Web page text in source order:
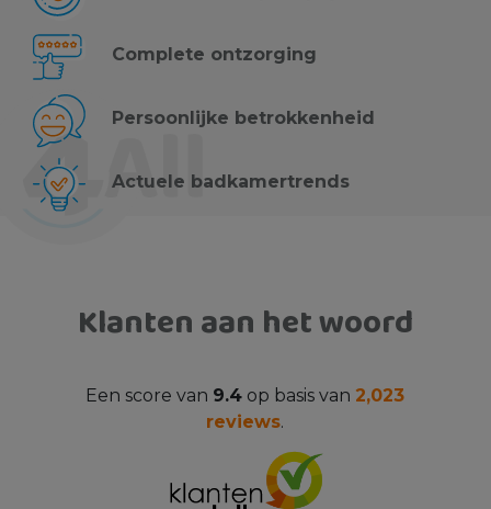
Complete ontzorging
Persoonlijke betrokkenheid
Actuele badkamertrends
Klanten aan het woord
Een score van 9.4 op basis van 2,023
reviews.